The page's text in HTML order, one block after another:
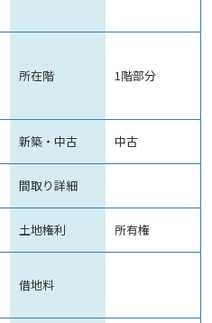
所在階 1階部分
新築・中古 中古
間取り詳細
土地権利 所有権
借地料